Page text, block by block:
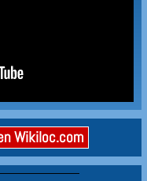
Wikiloc.com